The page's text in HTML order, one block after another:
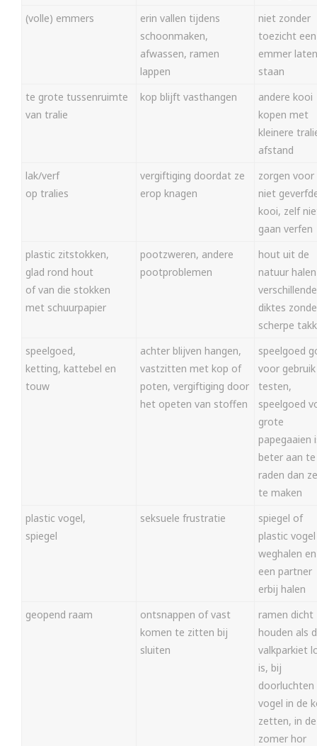
(volle) emmers
erin vallen tijdens
schoonmaken,
afwassen, ramen
lappen
niet zonder
toezicht een
emmer laten
staan
te grote tussenruimte
van tralie
kop blijft vasthangen
andere kooi
kopen met
kleinere
afstand
lak/verf
op tralies
vergiftiging doordat ze
erop knagen
zorgen voor
niet
kooi, zelf
gaan verfen
plastic zitstokken,
glad rond hout
of van die stokken
met schuurpapier
pootzweren, andere
pootproblemen
hout uit de
natuur
verschillende
diktes
scherpe
speelgoed,
ketting, kattebel en
touw
achter blijven hangen,
vastzitten met kop of
poten, vergiftiging door
het opeten van stoffen
speelgoed
voor gebruik
testen,
speelgoed
grote
papegaaien
beter aan te
raden dan
te maken
plastic vogel,
spiegel
seksuele frustratie
spiegel of
plastic vogel
weghalen en
een partner
erbij halen
geopend raam
ontsnappen of vast
komen te zitten bij
sluiten
ramen dicht
houden als
valkparkiet
is, bij
doorluchten
vogel in de
zetten, in de
zomer hor